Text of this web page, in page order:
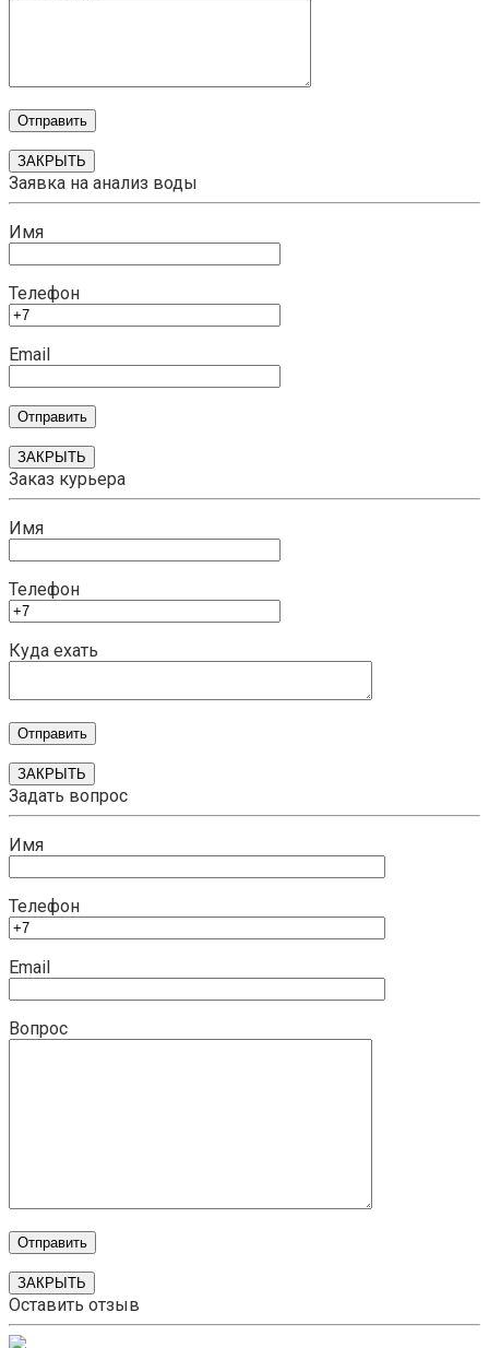
ЗАКРЫТЬ
Заявка на анализ воды
Имя
Телефон
Email
ЗАКРЫТЬ
Заказ курьера
Имя
Телефон
Куда ехать
ЗАКРЫТЬ
Задать вопрос
Имя
Телефон
Email
Вопрос
ЗАКРЫТЬ
Оставить отзыв